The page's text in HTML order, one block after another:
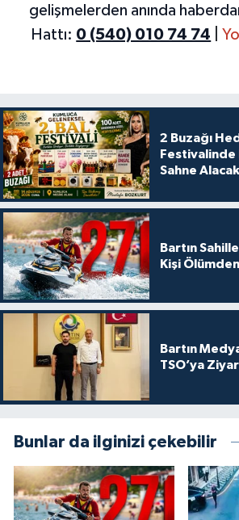
gelişmelerden anında
Hattı: 0 (540) 010 74 74 |
2 Buzağı
Festivalinde
Sahne Alacak
Bartın
Kişi
Bartın
TSO’ya
Bunlar da ilginizi çekebilir